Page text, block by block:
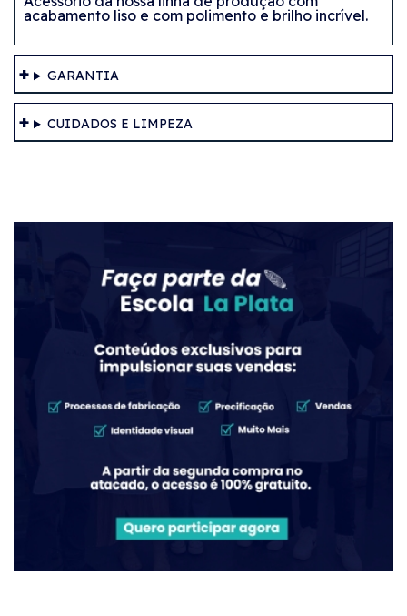
acabamento liso e com polimento e brilho incrível.
GARANTIA
CUIDADOS E LIMPEZA